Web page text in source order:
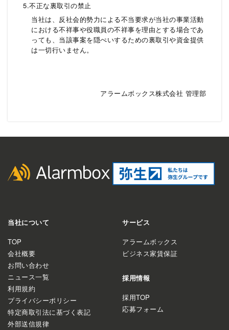
5.不正な裏取引の禁止
当社は、反社会的勢力による不当要求が当社の事業活動
における不祥事や役職員の不祥事を理由とする場合であ
っても、当該事案を隠ぺいするための裏取引や資金提供
は一切行いません。
アラームボックス株式会社 管理部
当社について
TOP
会社概要
お問い合わせ
ニュース一覧
利用規約
プライバシーポリシー
特定商取引法に基づく表記
外部送信規律
サービス
アラームボックス
ビジネス家賃保証
採用情報
採用TOP
応募フォーム